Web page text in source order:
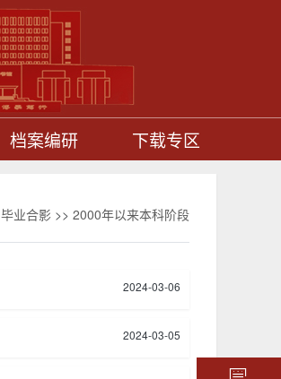
档案编研 下载专区
毕业合影 >> 2000年以来本科阶段
2024-03-06
2024-03-05